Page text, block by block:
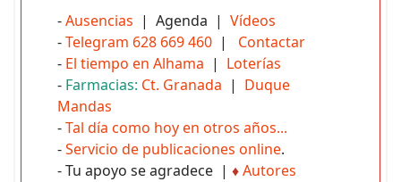
-Ausencias | Agenda | Vídeos
-Telegram 628 669 460 | Contactar
- El tiempo en Alhama | Loterías
- Farmacias: Ct. Granada | Duque
Mandas
-Tal día como hoy en otros años...
-Servicio de publicaciones online.
- Tu apoyo se agradece | ♦Autores